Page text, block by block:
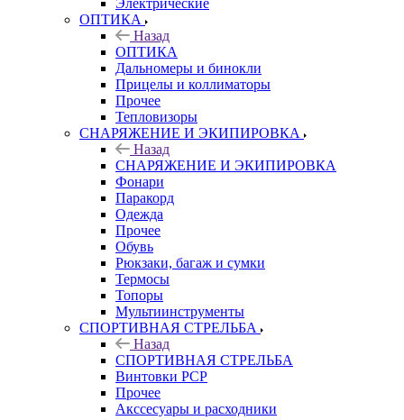
Электрические
ОПТИКА
Назад
ОПТИКА
Дальномеры и бинокли
Прицелы и коллиматоры
Прочее
Тепловизоры
СНАРЯЖЕНИЕ И ЭКИПИРОВКА
Назад
СНАРЯЖЕНИЕ И ЭКИПИРОВКА
Фонари
Паракорд
Одежда
Прочее
Обувь
Рюкзаки, багаж и сумки
Термосы
Топоры
Мультиинструменты
СПОРТИВНАЯ СТРЕЛЬБА
Назад
СПОРТИВНАЯ СТРЕЛЬБА
Винтовки PCP
Прочее
Акссесуары и расходники